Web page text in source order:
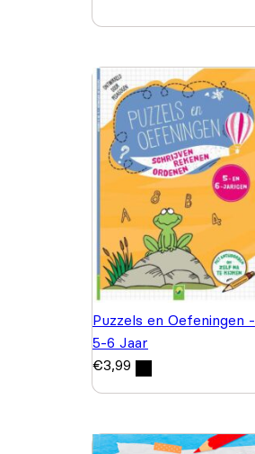
Puzzels en Oefeningen -
5-6 Jaar
€3,99